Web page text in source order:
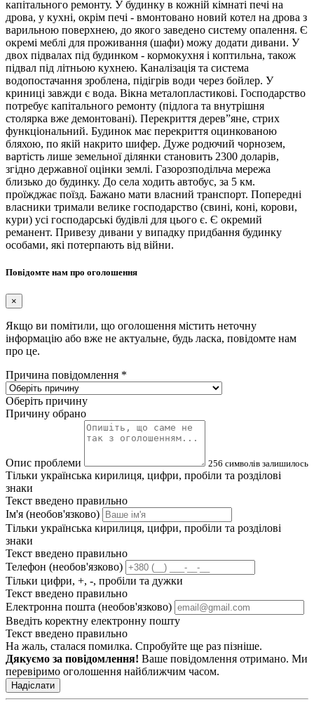
капітального ремонту. У будинку в кожній кімнаті печі на
дрова, у кухні, окрім печі - вмонтовано новий котел на дрова з
варильною поверхнею, до якого заведено систему опалення. Є
окремі меблі для проживання (шафи) можу додати дивани. У
двох підвалах під будинком - кормокухня і коптильна, також
підвал під літньою кухнею. Каналізація та система
водопостачання зроблена, підігрів води через бойлер. У
криниці завжди є вода. Вікна металопластикові. Господарство
потребує капітального ремонту (підлога та внутрішня
столярка вже демонтовані). Перекриття дерев”яне, стрих
функціональний. Будинок має перекриття оцинкованою
бляхою, по якій накрито шифер. Дуже родючий чорнозем,
вартість лише земельної ділянки становить 2300 доларів,
згідно державної оцінки землі. Газорозподільча мережа
близько до будинку. До села ходить автобус, за 5 км.
проїжджає поїзд. Бажано мати власний транспорт. Попередні
власники тримали велике господарство (свині, коні, корови,
кури) усі господарські будівлі для цього є. Є окремий
реманент. Привезу дивани у випадку придбання будинку
особами, які потерпають від війни.
Повідомте нам про оголошення
×
Якщо ви помітили, що оголошення містить неточну
інформацію або вже не актуальне, будь ласка, повідомте нам
про це.
Причина повідомлення *
Оберіть причину
Причину обрано
Опис проблеми 256 символів залишилось
Тільки українська кирилиця, цифри, пробіли та розділові
знаки
Текст введено правильно
Ім'я (необов'язково)
Тільки українська кирилиця, цифри, пробіли та розділові
знаки
Текст введено правильно
Телефон (необов'язково)
Тільки цифри, +, -, пробіли та дужки
Текст введено правильно
Електронна пошта (необов'язково)
Введіть коректну електронну пошту
Текст введено правильно
На жаль, сталася помилка. Спробуйте ще раз пізніше.
Дякуємо за повідомлення! Ваше повідомлення отримано. Ми
перевіримо оголошення найближчим часом.
Надіслати